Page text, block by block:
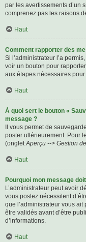
par les avertissements d’un
comprenez pas les raisons
Haut
Comment rapporter des
Si l’administrateur l’a
voir un bouton pour
aux étapes nécessaires
Haut
À quoi sert le bouton «
message ?
Il vous permet de
poster ultérieurement. Pour
(ongletAperçu --> Gestion
Haut
Pourquoi mon message
L’administrateur peut avoir
vous postez nécessitent
que l’administrateur vous
être validés avant d’être
d’informations.
Haut